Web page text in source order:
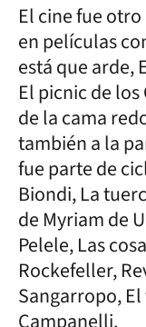
El cine fue
en películas
está que arde,
El picnic de
de la cama
también a la
fue parte de
Biondi, La
de Myriam de
Pelele, Las
Rockefeller,
Sangarropo,